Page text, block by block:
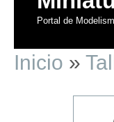
Portal de
Inicio »